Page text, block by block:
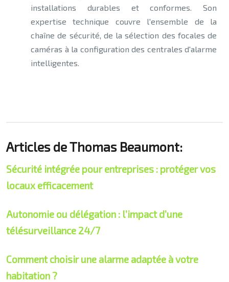
installations durables et conformes. Son
expertise technique couvre l'ensemble de la
chaîne de sécurité, de la sélection des focales de
caméras à la configuration des centrales d'alarme
intelligentes.
Articles de Thomas Beaumont:
Sécurité intégrée pour entreprises : protéger vos
locaux efficacement
Autonomie ou délégation : l’impact d’une
télésurveillance 24/7
Comment choisir une alarme adaptée à votre
habitation ?